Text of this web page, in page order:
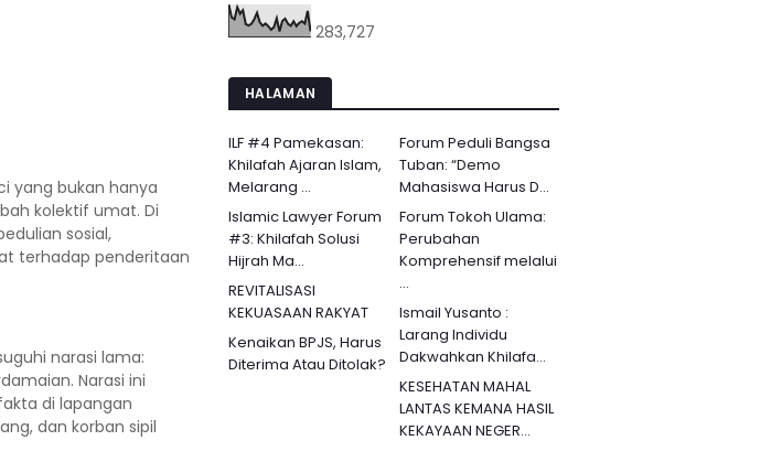
yang bukan hanya
kolektif umat. Di
sosial,
terhadap penderitaan
narasi lama:
Narasi ini
di lapangan
dan korban sipil
283,727
HALAMAN
ILF #4 Pamekasan:
Khilafah Ajaran Islam,
Melarang ...
Forum Peduli Bangsa
Tuban: “Demo
Mahasiswa Harus D...
Islamic Lawyer Forum
#3: Khilafah Solusi
Hijrah Ma...
Forum Tokoh Ulama:
Perubahan
Komprehensif melalui
...
REVITALISASI
KEKUASAAN RAKYAT
Ismail Yusanto :
Larang Individu
Dakwahkan Khilafa...
Kenaikan BPJS, Harus
Diterima Atau Ditolak?
KESEHATAN MAHAL
LANTAS KEMANA HASIL
KEKAYAAN NEGER...